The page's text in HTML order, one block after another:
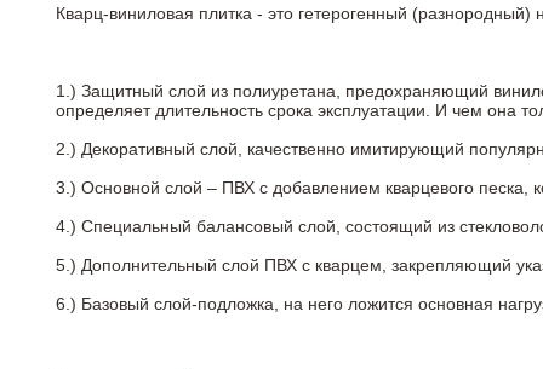
Кварц-виниловая плитка - это гетерогенный
1.) Защитный слой из полиуретана, предохраняющий
определяет длительность срока эксплуатации. И чем она
2.) Декоративный слой, качественно имитирующий
3.) Основной слой – ПВХ с добавлением кварцевого песка,
4.) Специальный балансовый слой, состоящий из
5.) Дополнительный слой ПВХ с кварцем, закрепляющий
6.) Базовый слой-подложка, на него ложится основная